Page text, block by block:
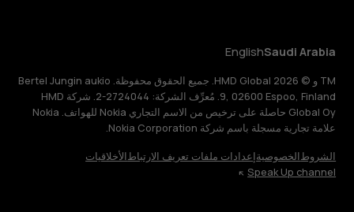
Saudi Arabia
English
TM و © 2026 HMD Global. جميع الحقوق محفوظة. Bertel Jungin aukio
9, 02600 Espoo, Finland. مُعرِّف الشركة: 2724044-2. شركة HMD
Global Oy حاصلة على ترخيص من الاسم التجاري Nokia للهواتف. Nokia
علامة تجارية مسجلة باسم شركة Nokia Corporation.
الشروطالخصوصيةإعدادات ملفات تعريف الارتباطالأخلاقيات
Speak Up channel